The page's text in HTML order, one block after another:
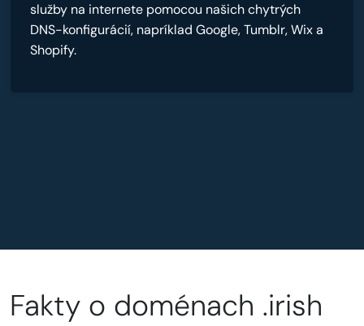
služby na internete pomocou našich chytrých
DNS-konfigurácií, napríklad Google, Tumblr, Wix a
Shopify.
Fakty o doménach .irish